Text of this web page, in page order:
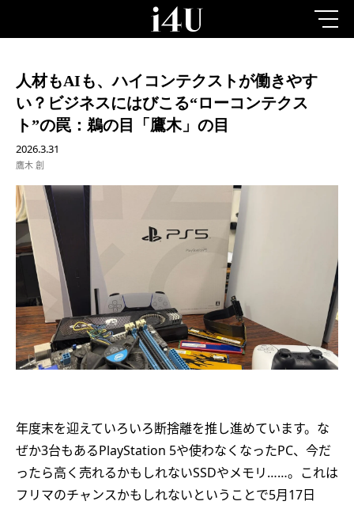
人材もAIも、ハイコンテクストが働きやす
い？ビジネスにはびこる“ローコンテクス
ト”の罠：鵜の目「鷹木」の目
2026.3.31
鷹木 創
年度末を迎えていろいろ断捨離を推し進めています。な
ぜか3台もあるPlayStation 5や使わなくなったPC、今だ
ったら高く売れるかもしれないSSDやメモリ……。これは
フリマのチャンスかもしれないということで5月17日